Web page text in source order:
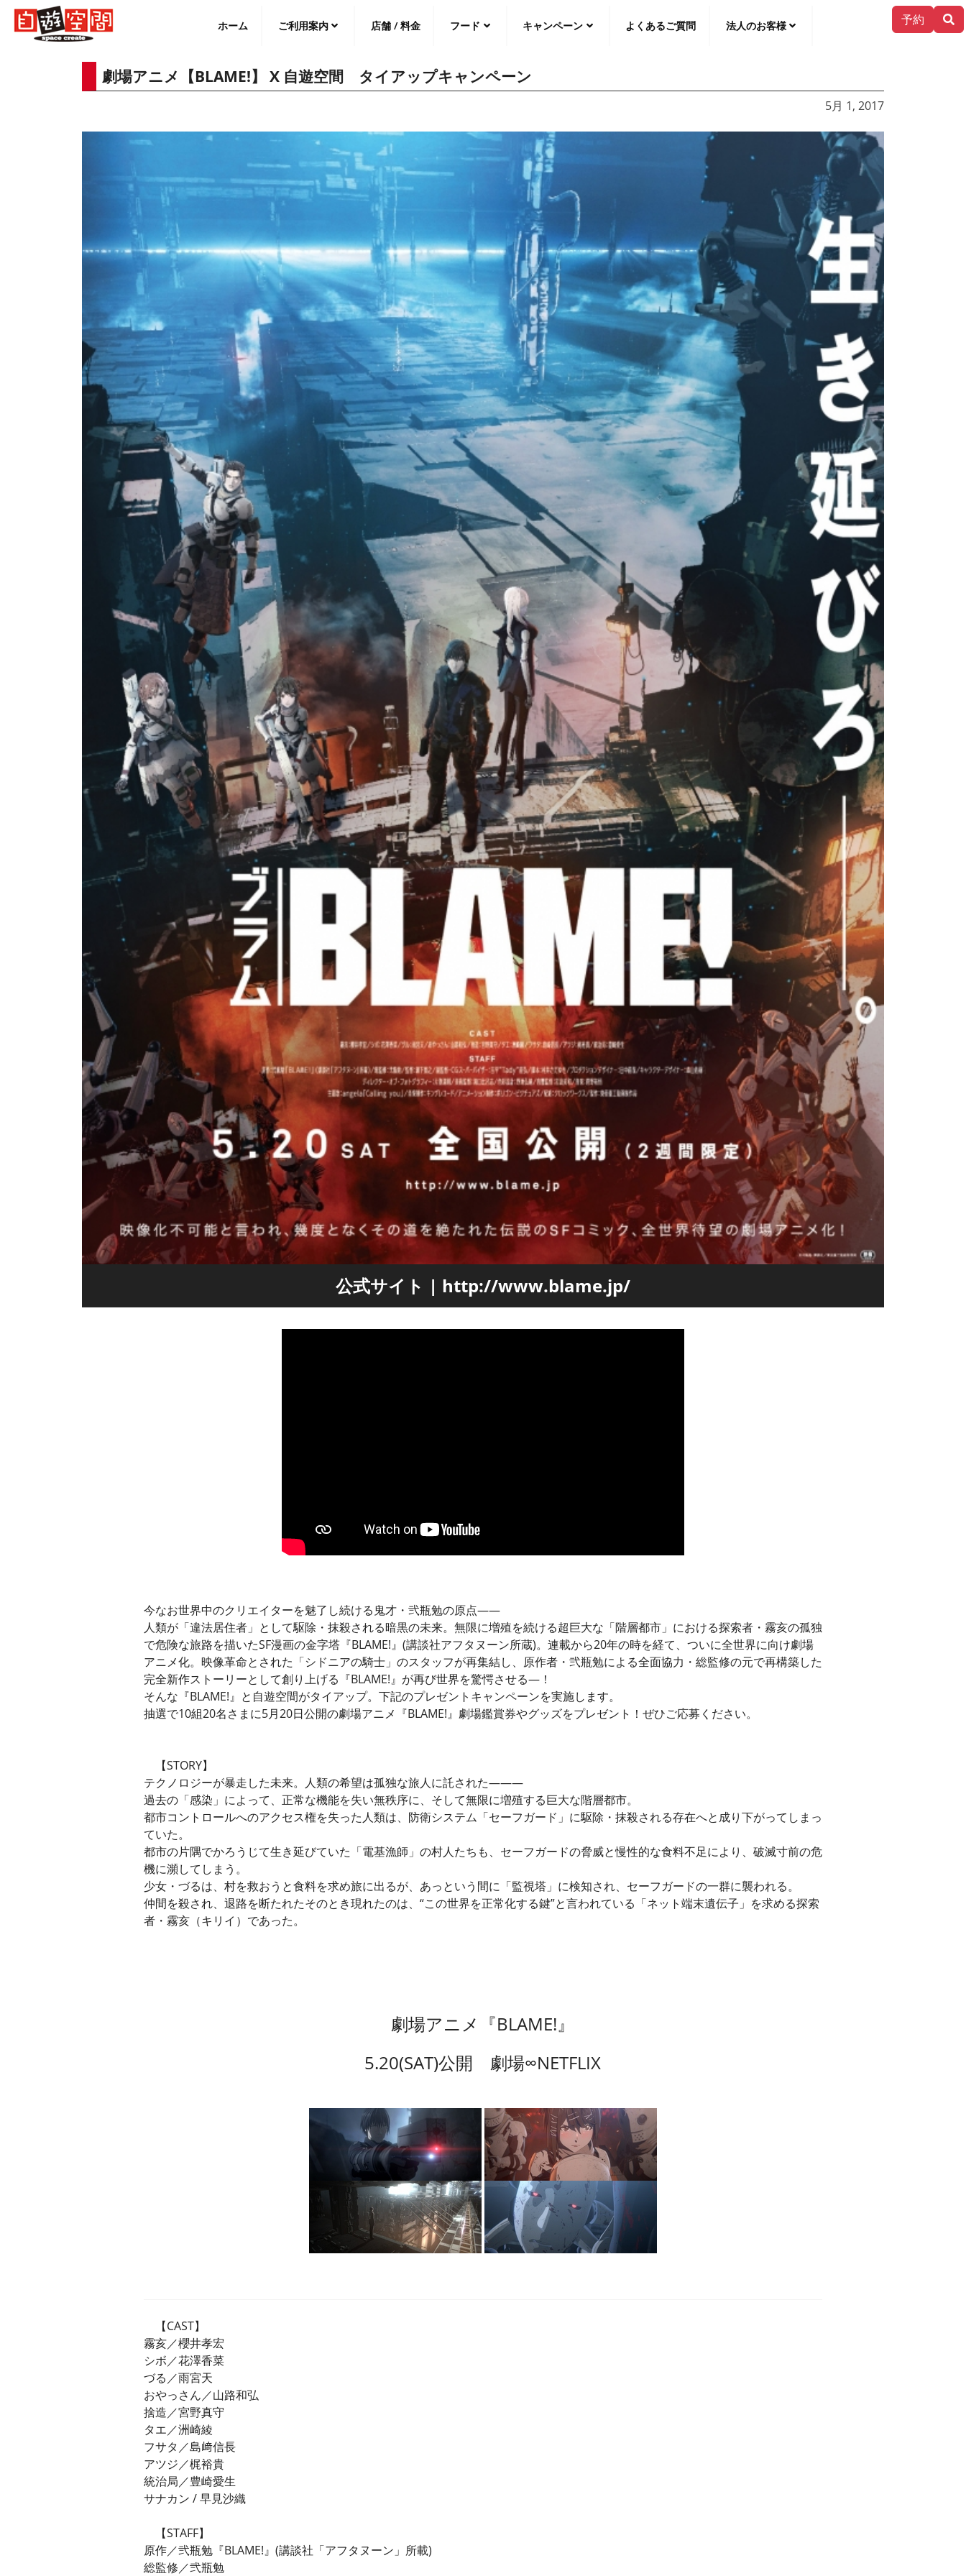
Skip
content
予約
ホーム ご利用案内 店舗 / 料金 フード キャンペーン よくあるご質問 法人のお客様
劇場アニメ【BLAME!】 X 自遊空間 タイアップキャンペーン
5月 1, 2017
公式サイト | http://www.blame.jp/
今なお世界中のクリエイターを魅了し続ける鬼才・弐瓶勉の原点――
人類が「違法居住者」として駆除・抹殺される暗黒の未来。無限に増殖を続ける超巨大な「階層都市」における探索者・霧亥の孤独
で危険な旅路を描いたSF漫画の金字塔『BLAME!』(講談社アフタヌーン所蔵)。連載から20年の時を経て、ついに全世界に向け劇場
アニメ化。映像革命とされた「シドニアの騎士」のスタッフが再集結し、原作者・弐瓶勉による全面協力・総監修の元で再構築した
完全新作ストーリーとして創り上げる『BLAME!』が再び世界を驚愕させる―！
そんな『BLAME!』と自遊空間がタイアップ。下記のプレゼントキャンペーンを実施します。
抽選で10組20名さまに5月20日公開の劇場アニメ『BLAME!』劇場鑑賞券やグッズをプレゼント！ぜひご応募ください。
【STORY】
テクノロジーが暴走した未来。人類の希望は孤独な旅人に託された―――
過去の「感染」によって、正常な機能を失い無秩序に、そして無限に増殖する巨大な階層都市。
都市コントロールへのアクセス権を失った人類は、防衛システム「セーフガード」に駆除・抹殺される存在へと成り下がってしまっ
ていた。
都市の片隅でかろうじて生き延びていた「電基漁師」の村人たちも、セーフガードの脅威と慢性的な食料不足により、破滅寸前の危
機に瀕してしまう。
少女・づるは、村を救おうと食料を求め旅に出るが、あっという間に「監視塔」に検知され、セーフガードの一群に襲われる。
仲間を殺され、退路を断たれたそのとき現れたのは、“この世界を正常化する鍵”と言われている「ネット端末遺伝子」を求める探索
者・霧亥（キリイ）であった。
劇場アニメ『BLAME!』
5.20(SAT)公開 劇場∞NETFLIX
【CAST】
霧亥／櫻井孝宏
シボ／花澤香菜
づる／雨宮天
おやっさん／山路和弘
捨造／宮野真守
タエ／洲崎綾
フサタ／島﨑信長
アツジ／梶裕貴
統治局／豊崎愛生
サナカン / 早見沙織
【STAFF】
原作／弐瓶勉『BLAME!』(講談社「アフタヌーン」所載)
総監修／弐瓶勉
English 中文（繁體）